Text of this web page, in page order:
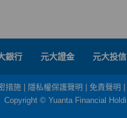
銀行 元大證金 元大投信
措施 隱私權保護聲明 免責聲明
Copyright © Yuanta Financial